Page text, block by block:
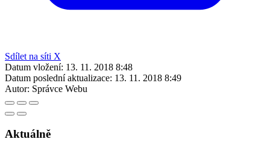
Sdílet na síti X
Datum vložení: 13. 11. 2018 8:48
Datum poslední aktualizace: 13. 11. 2018 8:49
Autor: Správce Webu
Aktuálně